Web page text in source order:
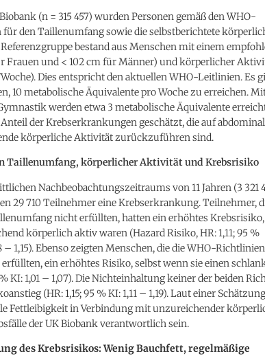
(n = 315 457) wurden Personen gemäß den WHO-
den Taillenumfang sowie die selbstberichtete
bestand aus Menschen mit einem
Frauen und < 102 cm für Männer) und körperlicher
Dies entspricht den aktuellen WHO-Leitlinien. Es
10 metabolische Äquivalente pro Woche zu erreichen.
werden etwa 3 metabolische Äquivalente
der Krebserkrankungen geschätzt, die auf
körperliche Aktivität zurückzuführen sind.
Taillenumfang, körperlicher Aktivität und Krebsrisiko
Nachbeobachtungszeitraums von 11 Jahren (3 321
29 710 Teilnehmer eine Krebserkrankung. Teilnehmer,
nicht erfüllten, hatten ein erhöhtes
körperlich aktiv waren (Hazard Risiko, HR: 1,11; 95 %
1,15). Ebenso zeigten Menschen, die die WHO-
ein erhöhtes Risiko, selbst wenn sie einen
KI: 1,01 – 1,07). Die Nichteinhaltung keiner der beiden
(HR: 1,15; 95 % KI: 1,11 – 1,19). Laut einer
Fettleibigkeit in Verbindung mit unzureichender
der UK Biobank verantwortlich sein.
des Krebsrisikos: Wenig Bauchfett, regelmäßige